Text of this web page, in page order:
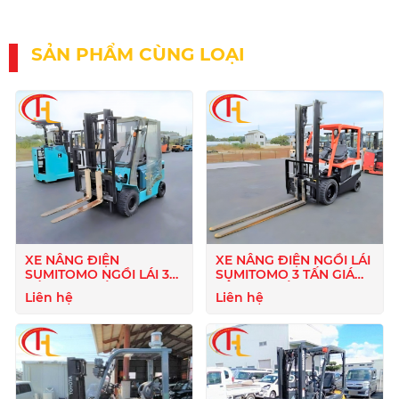
SẢN PHẨM CÙNG LOẠI
XE NÂNG ĐIỆN
SUMITOMO NGỒI LÁI 3
TẤN( TẠM HẾT HÀNG )
Liên hệ
XE NÂNG ĐIỆN NGỒI LÁI
SUMITOMO 3 TẤN GIÁ
RẺ( TẠM HẾT HÀNG)
Liên hệ